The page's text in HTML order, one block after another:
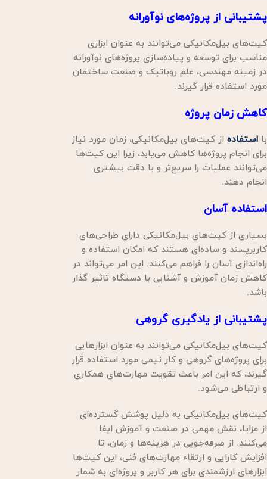
پشتیبانی از پروژه‌های نوآورانه
کیت‌های بیل‌مکانیکی می‌توانند به عنوان ابزاری
مناسب برای توسعه و پیاده‌سازی پروژه‌های نوآورانه
در زمینه مهندسی، علم روباتیک و صنعت ساختمان
مورد استفاده قرار گیرند.
کاهش زمان پروژه
با استفاده از کیت‌های بیل‌مکانیکی، زمان مورد نیاز
برای انجام پروژه‌ها کاهش می‌یابد، زیرا این کیت‌ها
می‌توانند عملیات را سریع‌تر و با دقت بیشتری
انجام دهند.
استفاده آسان
بسیاری از کیت‌های بیل‌مکانیکی دارای طراحی‌های
کاربرپسند و ساده‌ای هستند که امکان استفاده و
راه‌اندازی آسان را فراهم می‌کنند. این امر می‌تواند در
کاهش زمان آموزش و آشنایی با دستگاه تاثیر گذار
باشد.
پشتیبانی از یادگیری گروهی
کیت‌های بیل‌مکانیکی می‌توانند به عنوان ابزارهایی
برای پروژه‌های گروهی و کار تیمی مورد استفاده قرار
گیرند، که این امر باعث تقویت مهارت‌های همکاری
و ارتباطی می‌شود.
کیت‌های بیل‌مکانیکی به دلیل پوشش گسترده‌ای
از مزایا، نقش مهمی در صنعت و آموزش ایفا
می‌کنند. از صرفه‌جویی در هزینه‌ها و زمان، تا
افزایش کارایی و ارتقاء مهارت‌های فنی، این کیت‌ها
ابزارهای ارزشمندی برای هر کاربر و پروژه‌ای به شمار